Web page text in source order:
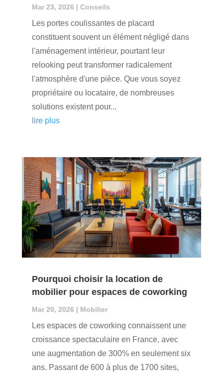
Mar 23, 2026 | Conseils
Les portes coulissantes de placard
constituent souvent un élément négligé dans
l'aménagement intérieur, pourtant leur
relooking peut transformer radicalement
l'atmosphère d'une pièce. Que vous soyez
propriétaire ou locataire, de nombreuses
solutions existent pour...
lire plus
Pourquoi choisir la location de
mobilier pour espaces de coworking
Mar 20, 2026 | Mobilier
Les espaces de coworking connaissent une
croissance spectaculaire en France, avec
une augmentation de 300% en seulement six
ans. Passant de 600 à plus de 1700 sites,